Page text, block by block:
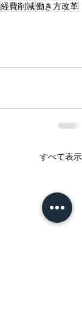
経費削減働き方改革
すべて表示